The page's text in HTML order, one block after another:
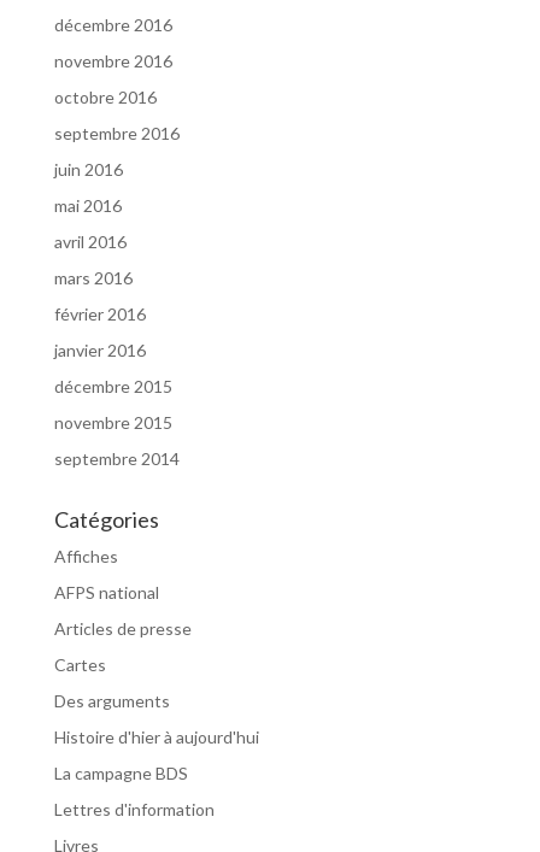
décembre 2016
novembre 2016
octobre 2016
septembre 2016
juin 2016
mai 2016
avril 2016
mars 2016
février 2016
janvier 2016
décembre 2015
novembre 2015
septembre 2014
Catégories
Affiches
AFPS national
Articles de presse
Cartes
Des arguments
Histoire d'hier à aujourd'hui
La campagne BDS
Lettres d'information
Livres